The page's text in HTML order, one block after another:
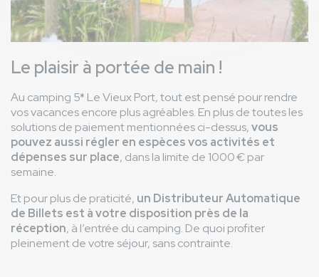
Le plaisir à portée de main !
Au camping 5* Le Vieux Port, tout est pensé pour rendre
vos vacances encore plus agréables. En plus de toutes les
solutions de paiement mentionnées ci-dessus,vous
pouvez aussi régler en espèces vos activités et
dépenses sur place, dans la limite de 1000 € par
semaine.
Et pour plus de praticité, un Distributeur Automatique
de Billets est à votre disposition près de la
réception, à l’entrée du camping. De quoi profiter
pleinement de votre séjour, sans contrainte.